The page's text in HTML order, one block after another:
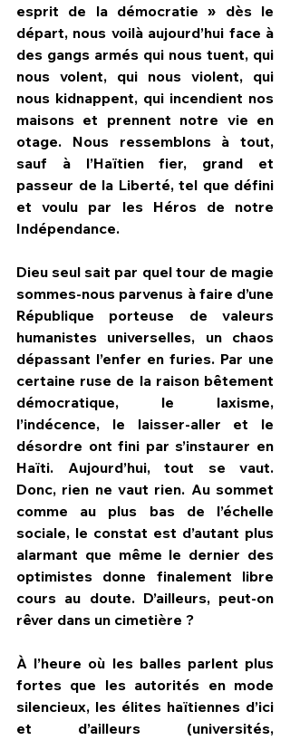
esprit de la démocratie » dès le
départ, nous voilà aujourd’hui face à
des gangs armés qui nous tuent, qui
nous volent, qui nous violent, qui
nous kidnappent, qui incendient nos
maisons et prennent notre vie en
otage. Nous ressemblons à tout,
sauf à l’Haïtien fier, grand et
passeur de la Liberté, tel que défini
et voulu par les Héros de notre
Indépendance.
Dieu seul sait par quel tour de magie
sommes-nous parvenus à faire d’une
République porteuse de valeurs
humanistes universelles, un chaos
dépassant l’enfer en furies. Par une
certaine ruse de la raison bêtement
démocratique, le laxisme,
l’indécence, le laisser-aller et le
désordre ont fini par s’instaurer en
Haïti. Aujourd’hui, tout se vaut.
Donc, rien ne vaut rien. Au sommet
comme au plus bas de l’échelle
sociale, le constat est d’autant plus
alarmant que même le dernier des
optimistes donne finalement libre
cours au doute. D’ailleurs, peut-on
rêver dans un cimetière ?
À l’heure où les balles parlent plus
fortes que les autorités en mode
silencieux, les élites haïtiennes d’ici
et d’ailleurs (universités,